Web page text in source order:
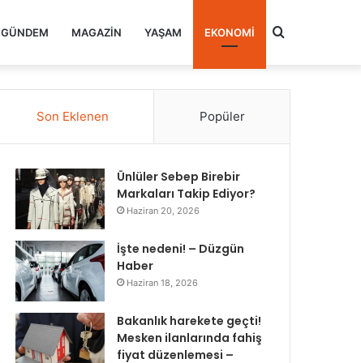
GÜNDEM MAGAZIN YAŞAM EKONOMI Arama
Son Eklenen Popüler
Ünlüler Sebep Birebir
Markaları Takip Ediyor?
Haziran 20, 2026
İşte nedeni! – Düzgün
Haber
Haziran 18, 2026
Bakanlık harekete geçti!
Mesken ilanlarında fahiş
fiyat düzenlemesi –